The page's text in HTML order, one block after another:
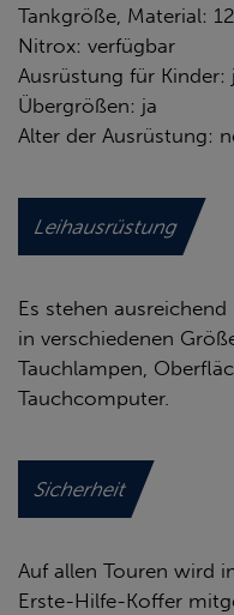
Tankgröße, Material:
Nitrox: verfügbar
Ausrüstung für Kinder:
Übergrößen: ja
Alter der Ausrüstung:
Leihausrüstung
Es stehen
in verschiedenen
Tauchlampen,
Tauchcomputer.
Sicherheit
Auf allen Touren wird
Erste-Hilfe-Koffer